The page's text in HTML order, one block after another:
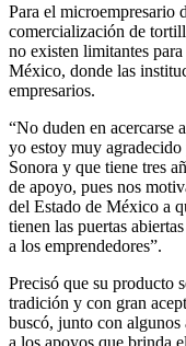
Para el microempresario
comercialización de
no existen limitantes
México, donde las
empresarios.
“No duden en acercarse
yo estoy muy agradecido
Sonora y que tiene tres
de apoyo, pues nos
del Estado de México a
tienen las puertas
a los emprendedores”.
Precisó que su producto
tradición y con gran
buscó, junto con
a los apoyos que brinda